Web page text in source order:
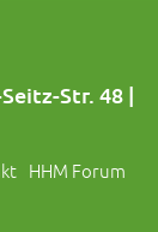
Str. 48 |
HHM Forum